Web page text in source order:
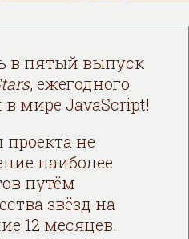
в пятый выпуск
, ежегодного
в мире JavaScript!
проекта не
наиболее
путём
звёзд на
12 месяцев.